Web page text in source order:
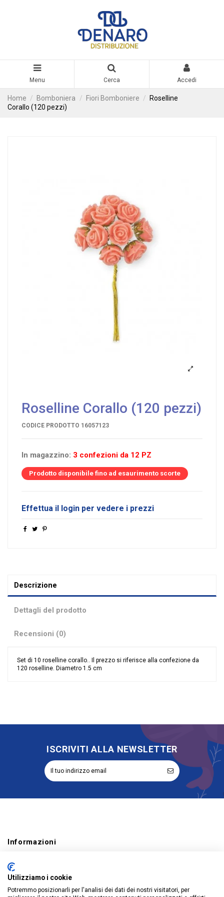
Menu Cerca Accedi
Home Bomboniera Fiori Bomboniere
Roselline
Corallo (120 pezzi)
Roselline Corallo (120 pezzi)
CODICE PRODOTTO 16057123
In magazzino: 3 confezioni da 12 PZ
Prodotto disponibile fino ad esaurimento scorte
Effettua il login per vedere i prezzi
Descrizione
Dettagli del prodotto
Recensioni (0)
Set di 10 roselline corallo.. Il prezzo si riferisce alla confezione da
120 roselline. Diametro 1.5 cm
ISCRIVITI ALLA NEWSLETTER
Informazioni
Account
Prodotti
Utilizziamo i cookie
Potremmo posizionarli per l'analisi dei dati dei nostri visitatori, per